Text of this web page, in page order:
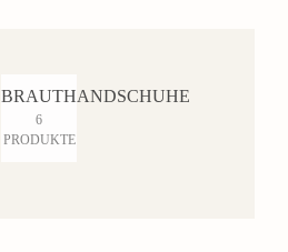
BRAUTHANDSCHUHE
6
PRODUKTE